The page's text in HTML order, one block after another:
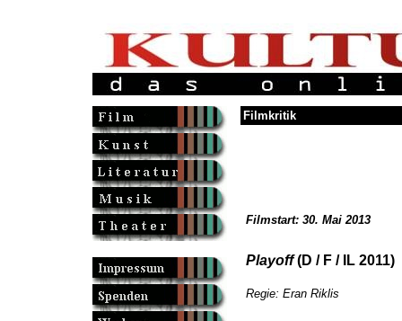
Filmkritik
Filmstart: 30. Mai 2013
Playoff(D / F / IL 2011)
Regie: Eran Riklis